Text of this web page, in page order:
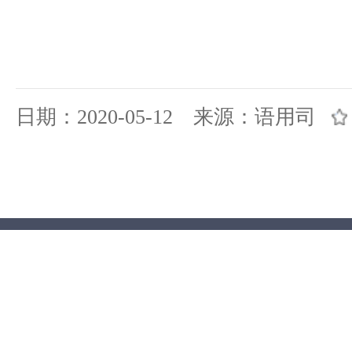
日期：2020-05-12 来源：语用司